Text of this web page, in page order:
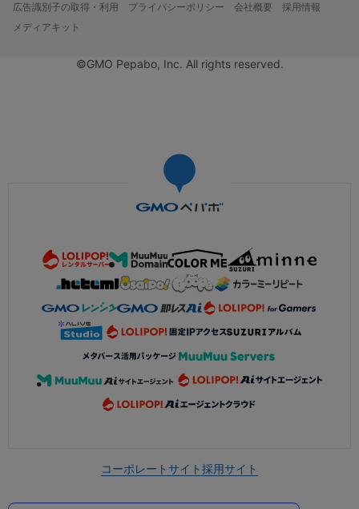
広告識別子の取得・利用
プライバシーポリシー 会社概要
採用情報
メディアキット
©GMO Pepabo, Inc. All rights reserved.
コーポレートサイト採用サイト